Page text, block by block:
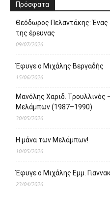
Πρόσφατα
Θεόδωρος Πελαντάκης: Ένας
της έρευνας
09/07/2026
Έφυγε ο Μιχάλης Βεργαδής
15/06/2026
Μανόλης Χαριδ. Τρουλλινός
Μελάμπων (1987–1990)
30/05/2026
Η μάνα των Μελάμπων!
10/05/2026
Έφυγε ο Μιχάλης Εμμ.
23/04/2026